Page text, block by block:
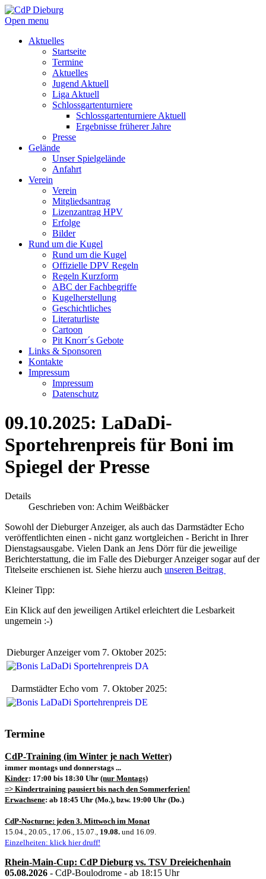
Open menu
Aktuelles
Startseite
Termine
Aktuelles
Jugend Aktuell
Liga Aktuell
Schlossgartenturniere
Schlossgartenturniere Aktuell
Ergebnisse früherer Jahre
Presse
Gelände
Unser Spielgelände
Anfahrt
Verein
Verein
Mitgliedsantrag
Lizenzantrag HPV
Erfolge
Bilder
Rund um die Kugel
Rund um die Kugel
Offizielle DPV Regeln
Regeln Kurzform
ABC der Fachbegriffe
Kugelherstellung
Geschichtliches
Literaturliste
Cartoon
Pit Knorr´s Gebote
Links & Sponsoren
Kontakte
Impressum
Impressum
Datenschutz
09.10.2025: LaDaDi-
Sportehrenpreis für Boni im
Spiegel der Presse
Details
Geschrieben von: Achim Weißbäcker
Sowohl der Dieburger Anzeiger, als auch das Darmstädter Echo
veröffentlichten einen - nicht ganz wortgleichen - Bericht in Ihrer
Dienstagsausgabe. Vielen Dank an Jens Dörr für die jeweilige
Berichterstattung, die im Falle des Dieburger Anzeiger sogar auf der
Titelseite erschienen ist. Siehe hierzu auch unseren Beitrag
Kleiner Tipp:
Ein Klick auf den jeweiligen Artikel erleichtert die Lesbarkeit
ungemein :-)
Dieburger Anzeiger vom 7. Oktober 2025:
Darmstädter Echo vom 7. Oktober 2025:
Termine
CdP-Training (im Winter je nach Wetter)
immer montags und donnerstags ...
Kinder: 17:00 bis 18:30 Uhr (nur Montags)
=> Kindertraining pausiert bis nach den Sommerferien!
Erwachsene: ab 18:45 Uhr (Mo.), bzw. 19:00 Uhr (Do.)
CdP-Nocturne: jeden 3. Mittwoch im Monat
15.04., 20.05., 17.06., 15.07., 19.08. und 16.09.
Einzelheiten: klick hier druff!
Rhein-Main-Cup: CdP Dieburg vs. TSV Dreieichenhain
05.08.2026 - CdP-Boulodrome - ab 18:15 Uhr